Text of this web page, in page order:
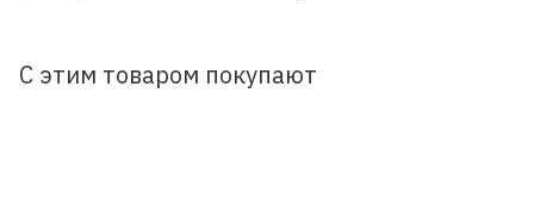
С этим товаром покупают